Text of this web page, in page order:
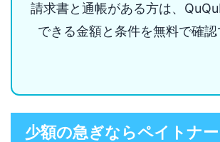
請求書と通帳がある方は、
できる金額と条件を無料で確認
少額の急ぎならペイトナ